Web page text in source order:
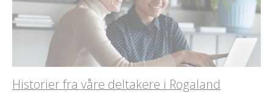
Historier fra våre deltakere i Rogaland